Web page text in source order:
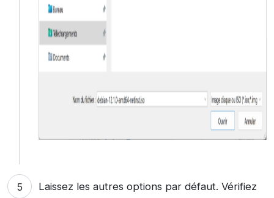
Laissez les autres options par défaut. Vérifiez